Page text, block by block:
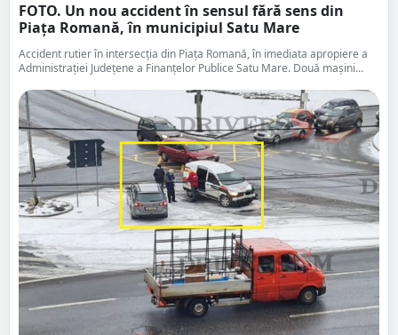
FOTO. Un nou accident în sensul fără sens din
Piața Romană, în municipiul Satu Mare
Accident rutier în intersecția din Piața Romană, în imediata apropiere a
Administrației Județene a Finanțelor Publice Satu Mare. Două mașini...